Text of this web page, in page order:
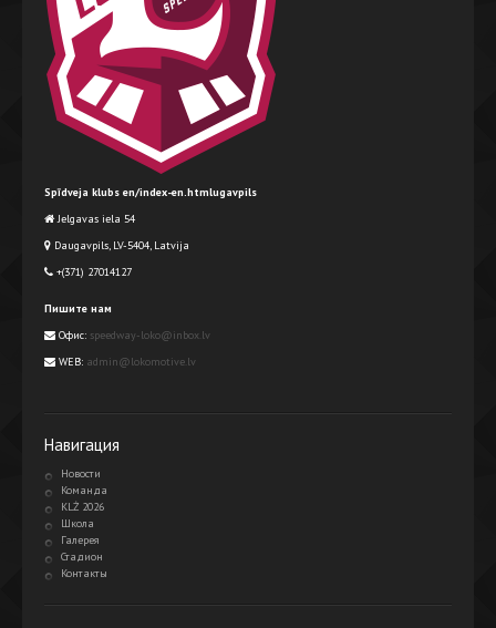
Spīdveja klubs en/index-en.htmlugavpils
Jelgavas iela 54
Daugavpils, LV-5404, Latvija
+(371) 27014127
Пишите нам
Офис: speedway-loko@inbox.lv
WEB: admin@lokomotive.lv
Навигация
Новости
Команда
KLŻ 2026
Школа
Галерея
Стадион
Контакты